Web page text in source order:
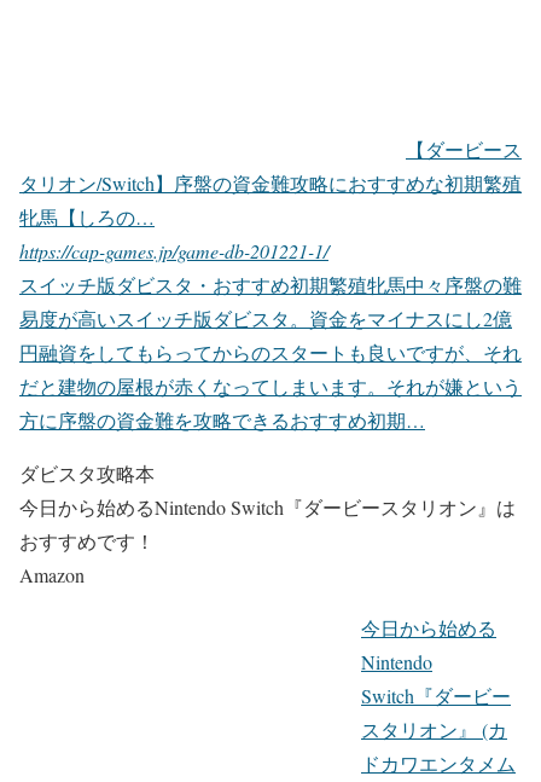
【ダービース
タリオン/Switch】序盤の資金難攻略におすすめな初期繁殖
牝馬【しろの…
https://cap-games.jp/game-db-201221-1/
スイッチ版ダビスタ・おすすめ初期繁殖牝馬中々序盤の難
易度が高いスイッチ版ダビスタ。資金をマイナスにし2億
円融資をしてもらってからのスタートも良いですが、それ
だと建物の屋根が赤くなってしまいます。それが嫌という
方に序盤の資金難を攻略できるおすすめ初期…
ダビスタ攻略本
今日から始めるNintendo Switch『ダービースタリオン』は
おすすめです！
Amazon
今日から始める
Nintendo
Switch『ダービー
スタリオン』 (カ
ドカワエンタメム